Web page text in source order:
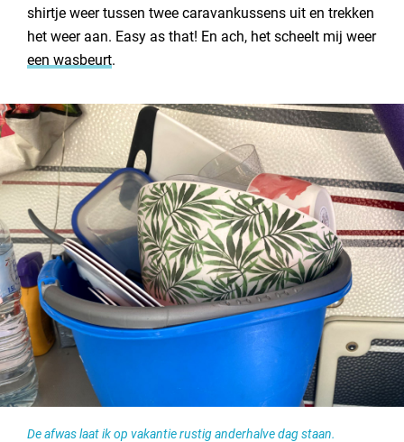
shirtje weer tussen twee caravankussens uit en trekken
het weer aan. Easy as that! En ach, het scheelt mij weer
een wasbeurt.
De afwas laat ik op vakantie rustig anderhalve dag staan.